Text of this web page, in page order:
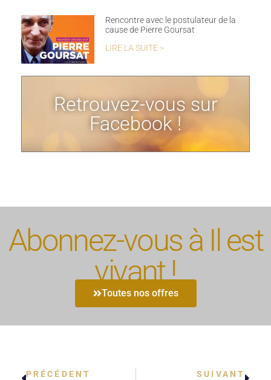
Rencontre avec le postulateur de la
cause de Pierre Goursat
LIRE LA SUITE >
Retrouvez-vous sur
Facebook !
Abonnez-vous à Il est
vivant !
Toutes nos offres
PRÉCÉDENT SUIVANT